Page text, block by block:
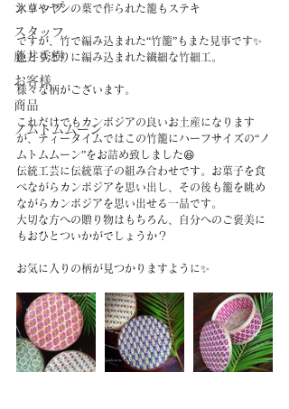
ショップ
スタッフ
藤井秀樹
お客様
商品
ノムトムムーン
水草やヤシの葉で作られた籠もステキ
ですが、竹で編み込まれた“竹籠”もまた見事です✨
色とりどりに編み込まれた繊細な竹細工。
様々な柄がございます。
これだけでもカンボジアの良いお土産になります
が、ティータイムではこの竹籠にハーフサイズの“ノ
ムトムムーン”をお詰め致しました😆
伝統工芸に伝統菓子の組み合わせです。お菓子を食
べながらカンボジアを思い出し、その後も籠を眺め
ながらカンボジアを思い出せる一品です。
大切な方への贈り物はもちろん、自分へのご褒美に
もおひとついかがでしょうか？
お気に入りの柄が見つかりますように✨